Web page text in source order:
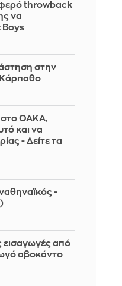
throwback
να
Boys
στην
Κάρπαθο
στο ΟΑΚΑ,
και να
- Δείτε τα
-
εισαγωγές από
αβοκάντο